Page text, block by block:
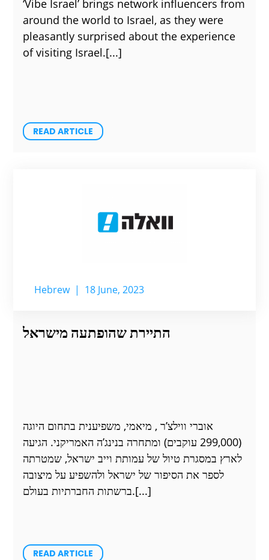
‘Vibe Israel’ brings network influencers from
around the world to Israel, as they were
pleasantly surprised about the experience
of visiting Israel.
READ ARTICLE
Hebrew| 18 June, 2023
התיירת שהופתעה מישראל
אוברי ווילצ’ר , מיאמי, משפיענית בתחום היוגה
(299,000 עוקבים) ומתחרה בנינג’ה האמריקני. הגיעה
לארץ במסגרת טיול של עמותת וייב ישראל, שמטרתה
לספר את הסיפור של ישראל ולהשפיע על מיצובה
ברשתות החברתיות בעולם.
READ ARTICLE